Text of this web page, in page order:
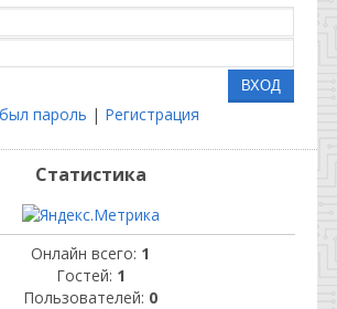
пароль | Регистрация
Статистика
Онлайн всего: 1
Гостей: 1
Пользователей: 0